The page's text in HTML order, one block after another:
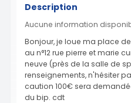
Description
Aucune information
Bonjour, je loue ma place
au n°12 rue pierre et marie
neuve (près de la salle de
renseignements, n'hésiter
caution 100€ sera
du bip. cdt